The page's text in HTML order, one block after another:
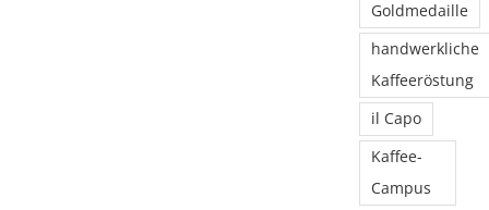
Goldmedaille
handwerkliche
Kaffeeröstung
il Capo
Kaffee-
Campus